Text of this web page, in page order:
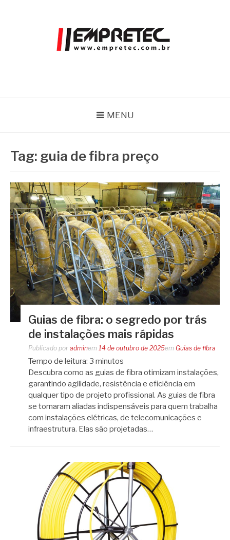
MENU
Tag: guia de fibra preço
Guias de fibra: o segredo por trás
de instalações mais rápidas
Publicado por adminem 14 de outubro de 2025em Guias de fibra
Tempo de leitura: 3 minutos
Descubra como as guias de fibra otimizam instalações,
garantindo agilidade, resistência e eficiência em
qualquer tipo de projeto profissional. As guias de fibra
se tornaram aliadas indispensáveis para quem trabalha
com instalações elétricas, de telecomunicações e
infraestrutura. Elas são projetadas…